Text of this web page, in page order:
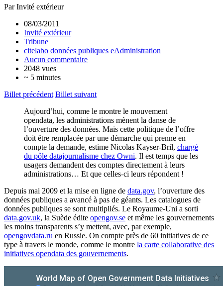
Par Invité extérieur
08/03/2011
Invité extérieur
Tribune
citelabo données publiques eAdministration
Aucun commentaire
2048 vues
~ 5 minutes
Billet précédent Billet suivant
Aujourd’hui, comme le montre le mouvement
opendata, les administrations mènent la danse de
l’ouverture des données. Mais cette politique de l’offre
doit être remplacée par une démarche qui prenne en
compte la demande, estime Nicolas Kayser-Bril, chargé
du pôle datajournalisme chez Owni. Il est temps que les
usagers demandent des comptes directement à leurs
administrations… Et que celles-ci leurs répondent !
Depuis mai 2009 et la mise en ligne de data.gov, l’ouverture des
données publiques a avancé à pas de géants. Les catalogues de
données publiques se sont multipliés. Le Royaume-Uni a sorti
data.gov.uk, la Suède édite opengov.se et même les gouvernements
les moins transparents s’y mettent, avec, par exemple,
opengovdata.ru en Russie. On compte près de 60 initiatives de ce
type à travers le monde, comme le montre la carte collaborative des
initiatives opendata des gouvernements.